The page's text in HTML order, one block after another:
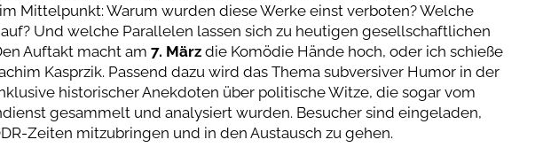
Mittelpunkt: Warum wurden diese Werke einst verboten? Welche
Und welche Parallelen lassen sich zu heutigen gesellschaftlichen
Auftakt macht am 7. Märzdie Komödie Hände hoch, oder ich schieße
Kasprzik. Passend dazu wird das Thema subversiver Humor in der
historischer Anekdoten über politische Witze, die sogar vom
gesammelt und analysiert wurden. Besucher sind eingeladen,
Zeiten mitzubringen und in den Austausch zu gehen.